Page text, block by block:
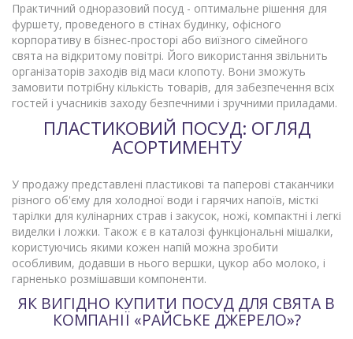
Практичний одноразовий посуд - оптимальне рішення для
фуршету, проведеного в стінах будинку, офісного
корпоративу в бізнес-просторі або виїзного сімейного
свята на відкритому повітрі. Його використання звільнить
організаторів заходів від маси клопоту. Вони зможуть
замовити потрібну кількість товарів, для забезпечення всіх
гостей і учасників заходу безпечними і зручними приладами.
ПЛАСТИКОВИЙ ПОСУД: ОГЛЯД
АСОРТИМЕНТУ
У продажу представлені пластикові та паперові стаканчики
різного об'єму для холодної води і гарячих напоїв, місткі
тарілки для кулінарних страв і закусок, ножі, компактні і легкі
виделки і ложки. Також є в каталозі функціональні мішалки,
користуючись якими кожен напій можна зробити
особливим, додавши в нього вершки, цукор або молоко, і
гарненько розмішавши компоненти.
ЯК ВИГІДНО КУПИТИ ПОСУД ДЛЯ СВЯТА В
КОМПАНІЇ «РАЙСЬКЕ ДЖЕРЕЛО»?